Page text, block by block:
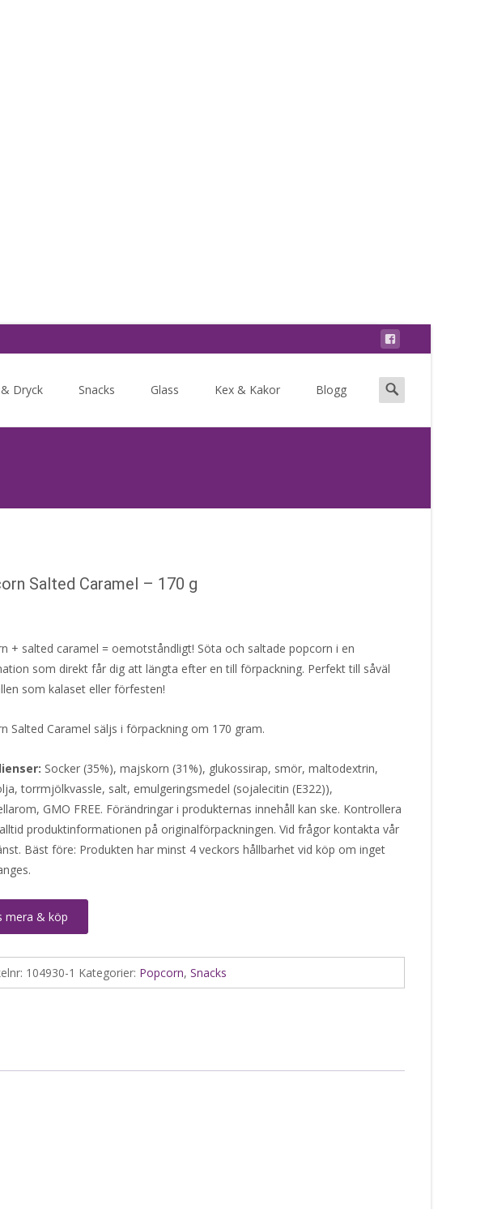
Dryck Snacks Glass Kex & Kakor Blogg
Search
for:
Salted Caramel – 170 g
+ salted caramel = oemotståndligt! Söta och saltade popcorn i en
som direkt får dig att längta efter en till förpackning. Perfekt till såväl
som kalaset eller förfesten!
Salted Caramel säljs i förpackning om 170 gram.
Socker (35%), majskorn (31%), glukossirap, smör, maltodextrin,
torrmjölkvassle, salt, emulgeringsmedel (sojalecitin (E322)),
GMO FREE. Förändringar i produkternas innehåll kan ske. Kontrollera
produktinformationen på originalförpackningen. Vid frågor kontakta vår
Bäst före: Produkten har minst 4 veckors hållbarhet vid köp om inget
mera & köp
104930-1 Kategorier: Popcorn, Snacks